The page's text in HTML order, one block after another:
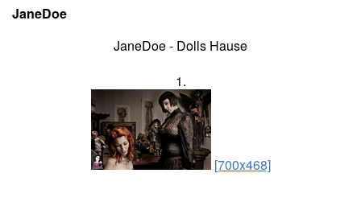
JaneDoe
JaneDoe - Dolls Hause
1.
[700x468]